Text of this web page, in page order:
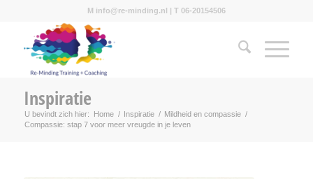
M info@re-minding.nl | T 06-20154506
Inspiratie
U bevindt zich hier: Home / Inspiratie / Mildheid en compassie /
Compassie: stap 7 voor meer vreugde in je leven